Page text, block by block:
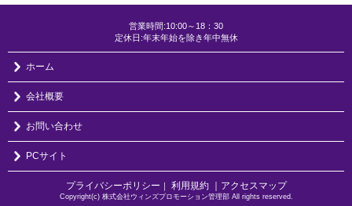
営業時間:10:00～18：30
定休日:年末年始を除き年中無休
ホーム
会社概要
お問い合わせ
PCサイト
プライバシーポリシー 利用規約 ｜アクセスマップ
Copyright(c) 株式会社ウィンズプロモーション管理部 All rights reserved.